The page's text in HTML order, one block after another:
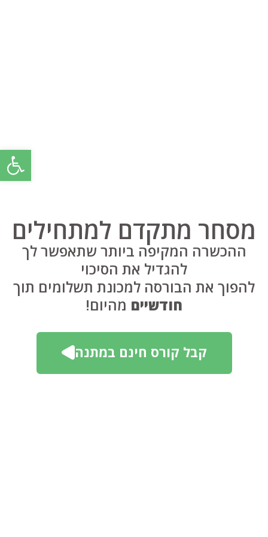
מסחר מתקדם למתחילים
ההכשרה המקיפה ביותר שתאפשר לך
להגדיל את הסיכוי
להפוך את הבורסה למכונת תשלומים תוך
חודשיים מהיום!
קבל קורס חינם במתנה
פתח